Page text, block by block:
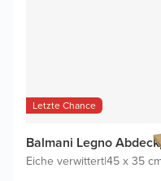
Letzte Chance
Balmani Legno
Eiche verwittert|45 x 35